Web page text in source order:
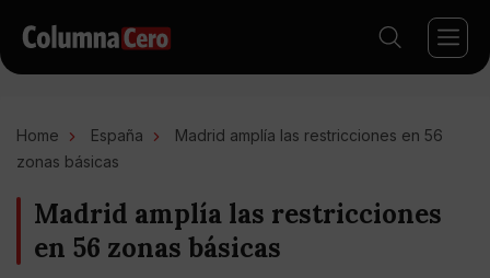
Home España
Madrid amplía las restricciones en 56
zonas básicas
Madrid amplía las restricciones
en 56 zonas básicas